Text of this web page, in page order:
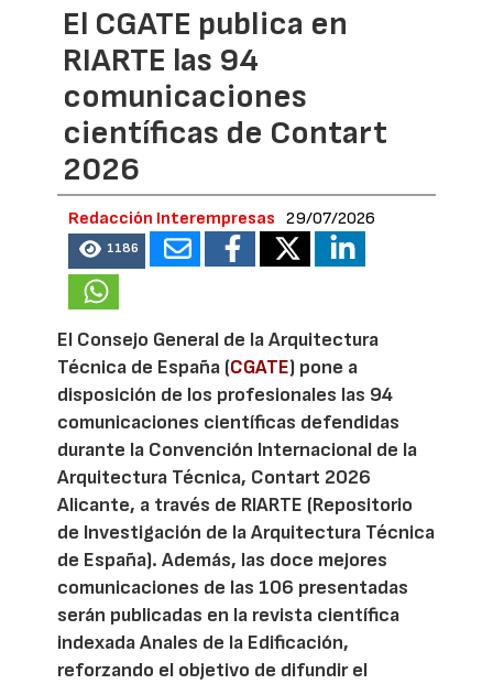
El CGATE publica en
RIARTE las 94
comunicaciones
científicas de Contart
2026
Redacción Interempresas 29/07/2026
1186
El Consejo General de la Arquitectura
Técnica de España (CGATE) pone a
disposición de los profesionales las 94
comunicaciones científicas defendidas
durante la Convención Internacional de la
Arquitectura Técnica, Contart 2026
Alicante, a través de RIARTE (Repositorio
de Investigación de la Arquitectura Técnica
de España). Además, las doce mejores
comunicaciones de las 106 presentadas
serán publicadas en la revista científica
indexada Anales de la Edificación,
reforzando el objetivo de difundir el